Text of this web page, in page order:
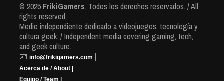
© 2025 FrikiGamers. Todos los derechos reservados. / All
rights reserved.
Medio independiente dedicado a videojuegos, tecnología y
cultura geek. / Independent media covering gaming, tech,
and geek culture.
📧 info@frikigamers.com |
Acerca de / About |
Equipo / Team |